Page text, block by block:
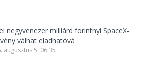
negyvenezer milliárd forintnyi SpaceX-
válhat eladhatóvá
augusztus 5. 06:35